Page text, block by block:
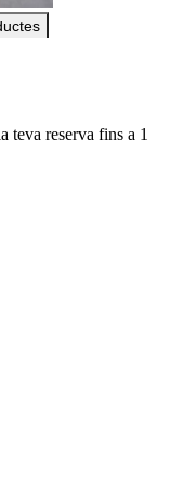
teva reserva fins a 1